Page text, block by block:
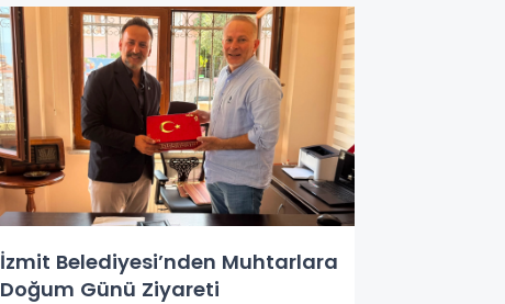
İzmit Belediyesi’nden Muhtarlara
Doğum Günü Ziyareti